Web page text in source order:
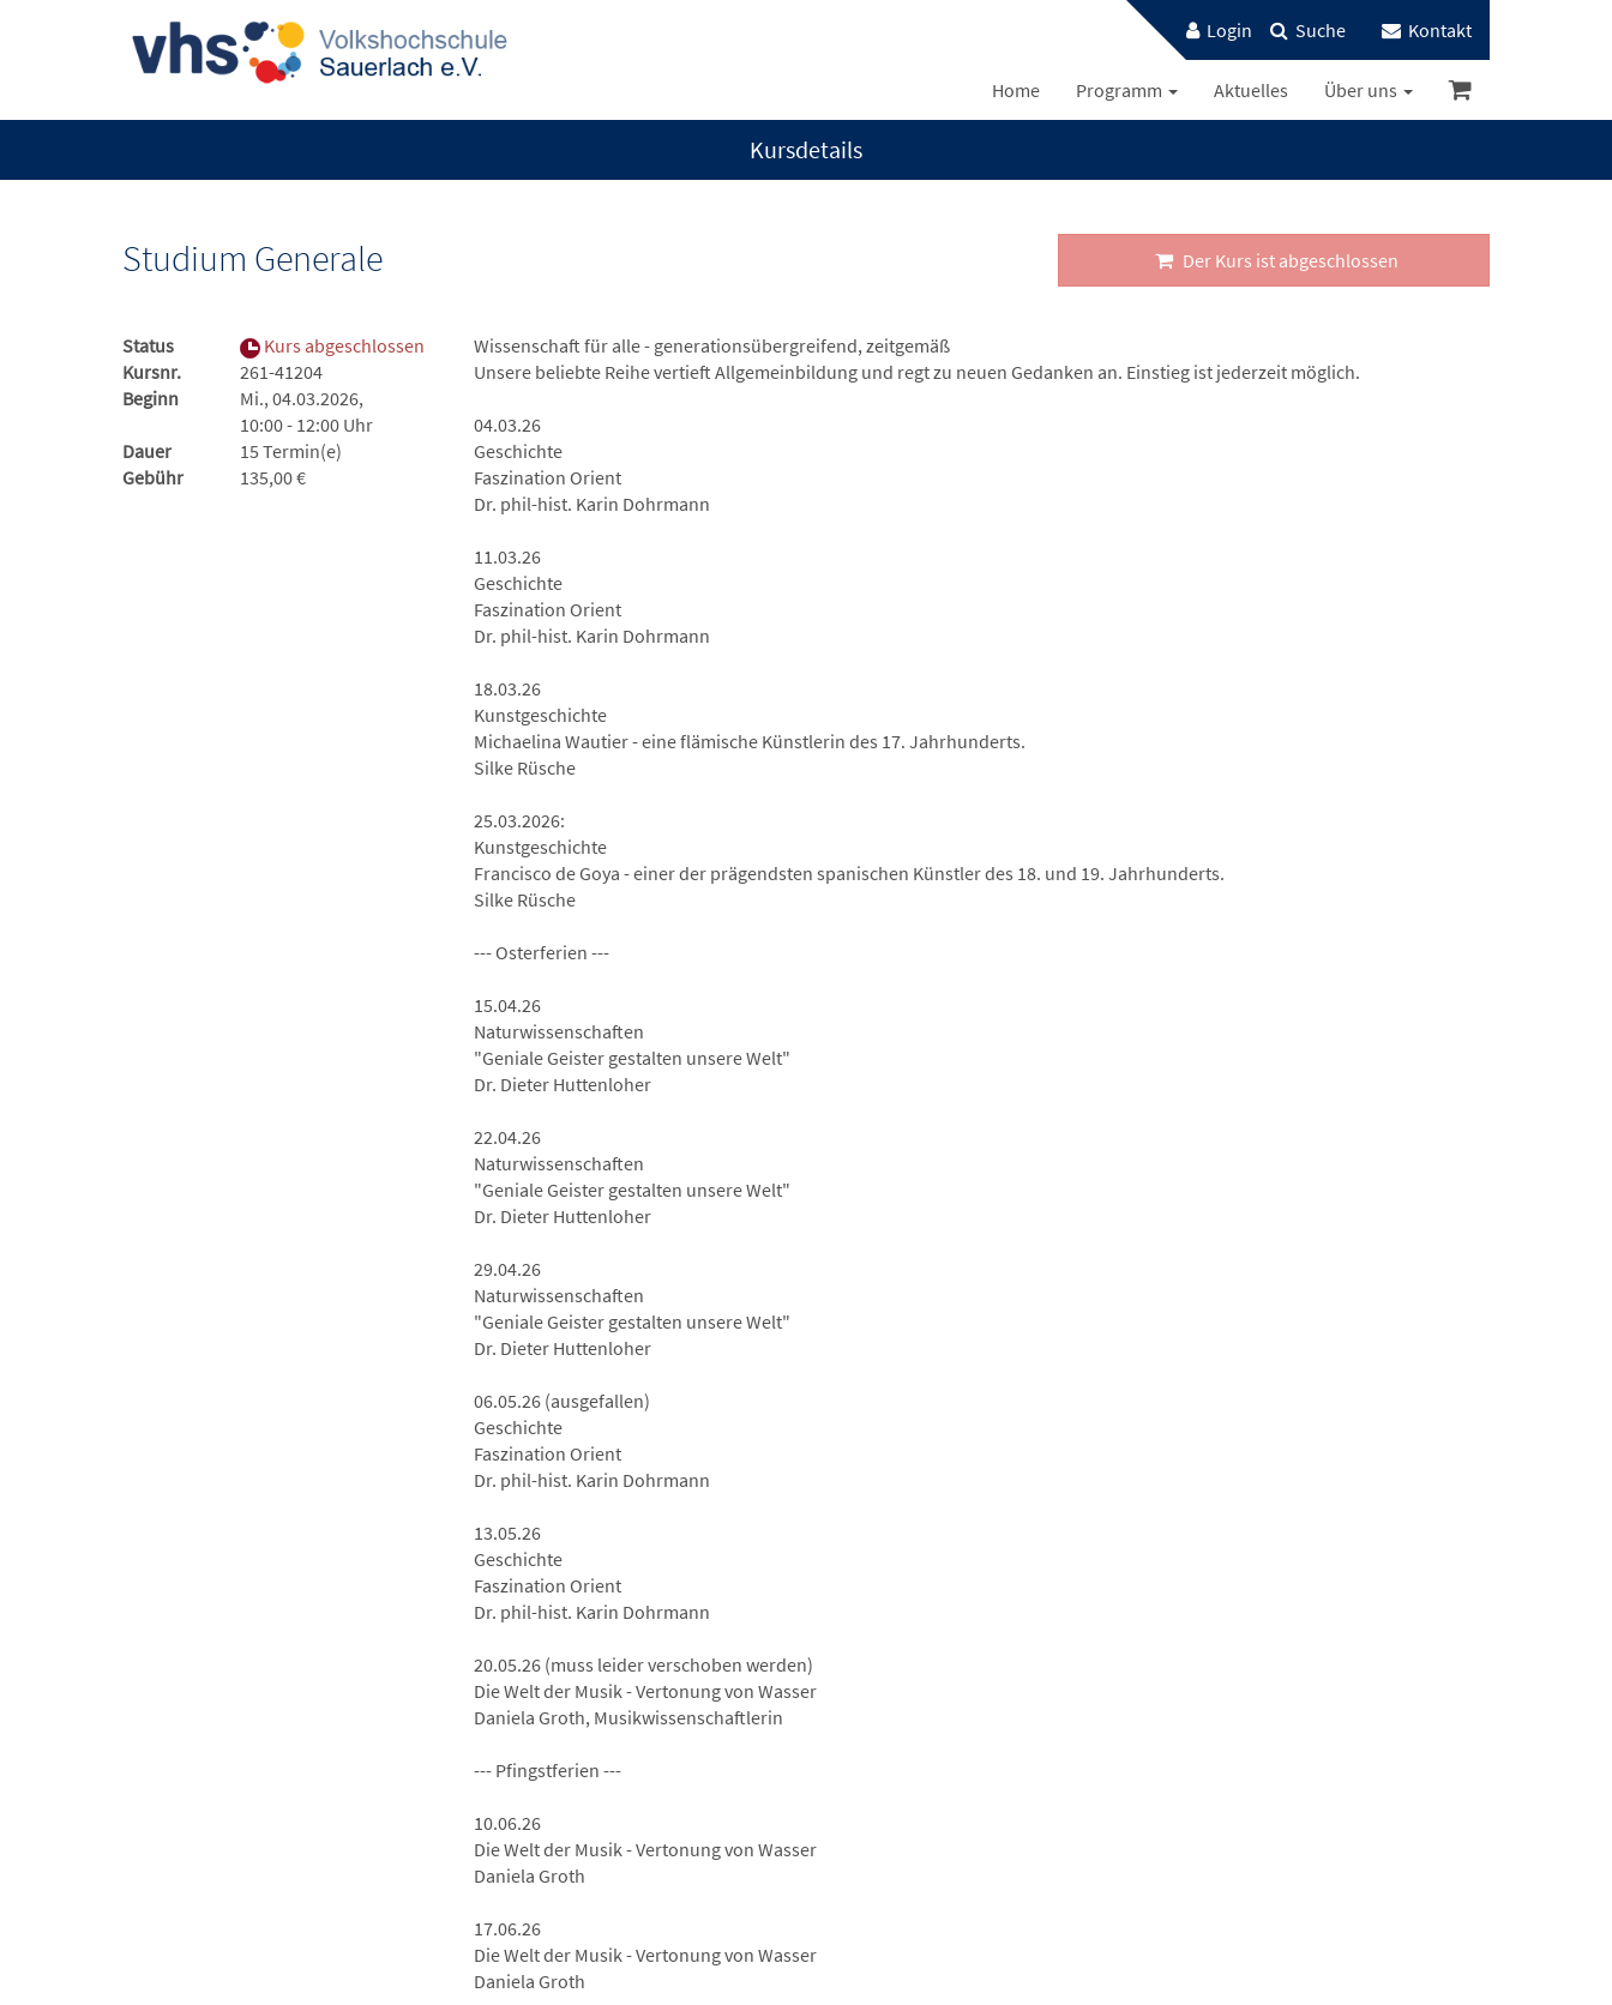
Login Suche Kontakt
Home Programm Aktuelles Über uns
Kursdetails
Studium Generale Der Kurs ist abgeschlossen
Status
Kurs abgeschlossen
Kursnr.
261-41204
Beginn
Mi., 04.03.2026,
10:00 - 12:00 Uhr
Dauer
15 Termin(e)
Gebühr
135,00 €
Wissenschaft für alle - generationsübergreifend, zeitgemäß
Unsere beliebte Reihe vertieft Allgemeinbildung und regt zu neuen Gedanken an. Einstieg ist jederzeit möglich.
04.03.26
Geschichte
Faszination Orient
Dr. phil-hist. Karin Dohrmann
11.03.26
Geschichte
Faszination Orient
Dr. phil-hist. Karin Dohrmann
18.03.26
Kunstgeschichte
Michaelina Wautier - eine flämische Künstlerin des 17. Jahrhunderts.
Silke Rüsche
25.03.2026:
Kunstgeschichte
Francisco de Goya - einer der prägendsten spanischen Künstler des 18. und 19. Jahrhunderts.
Silke Rüsche
--- Osterferien ---
15.04.26
Naturwissenschaften
"Geniale Geister gestalten unsere Welt"
Dr. Dieter Huttenloher
22.04.26
Naturwissenschaften
"Geniale Geister gestalten unsere Welt"
Dr. Dieter Huttenloher
29.04.26
Naturwissenschaften
"Geniale Geister gestalten unsere Welt"
Dr. Dieter Huttenloher
06.05.26 (ausgefallen)
Geschichte
Faszination Orient
Dr. phil-hist. Karin Dohrmann
13.05.26
Geschichte
Faszination Orient
Dr. phil-hist. Karin Dohrmann
20.05.26 (muss leider verschoben werden)
Die Welt der Musik - Vertonung von Wasser
Daniela Groth, Musikwissenschaftlerin
--- Pfingstferien ---
10.06.26
Die Welt der Musik - Vertonung von Wasser
Daniela Groth
17.06.26
Die Welt der Musik - Vertonung von Wasser
Daniela Groth